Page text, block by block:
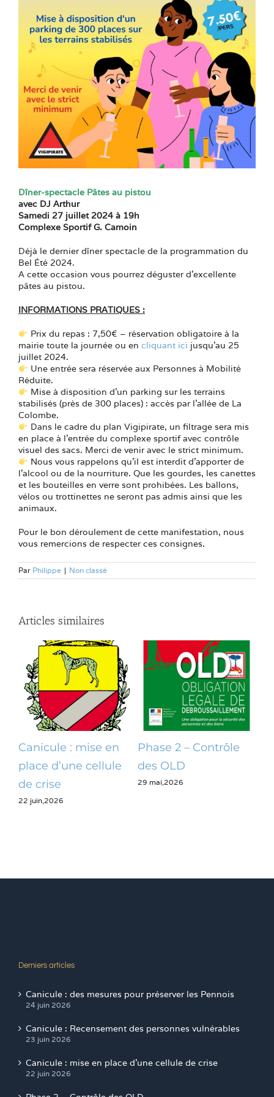
Dîner-spectacle Pâtes au pistou
avec DJ Arthur
Samedi 27 juillet 2024 à 19h
Complexe Sportif G. Camoin
Déjà le dernier dîner spectacle de la programmation du
Bel Été 2024.
A cette occasion vous pourrez déguster d’excellente
pâtes au pistou.
INFORMATIONS PRATIQUES :
Prix du repas : 7,50€ – réservation obligatoire à la
mairie toute la journée ou en cliquant ici jusqu’au 25
juillet 2024.
Une entrée sera réservée aux Personnes à Mobilité
Réduite.
Mise à disposition d’un parking sur les terrains
stabilisés (près de 300 places) : accès par l’allée de La
Colombe.
Dans le cadre du plan Vigipirate, un filtrage sera mis
en place à l’entrée du complexe sportif avec contrôle
visuel des sacs. Merci de venir avec le strict minimum.
Nous vous rappelons qu’il est interdit d’apporter de
l’alcool ou de la nourriture. Que les gourdes, les canettes
et les bouteilles en verre sont prohibées. Les ballons,
vélos ou trottinettes ne seront pas admis ainsi que les
animaux.
Pour le bon déroulement de cette manifestation, nous
vous remercions de respecter ces consignes.
Par Philippe | Non classé
Articles similaires
Canicule : mise en
place d’une cellule
de crise
22 juin,2026
Phase 2 – Contrôle
des OLD
29 mai,2026
Derniers articles
Canicule : des mesures pour préserver les Pennois
24 juin 2026
Canicule : Recensement des personnes vulnérables
23 juin 2026
Canicule : mise en place d’une cellule de crise
22 juin 2026